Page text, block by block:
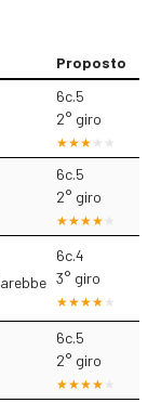
Proposto
6c.5
2° giro
6c.5
2° giro
6c.4
3° giro
6c.5
2° giro